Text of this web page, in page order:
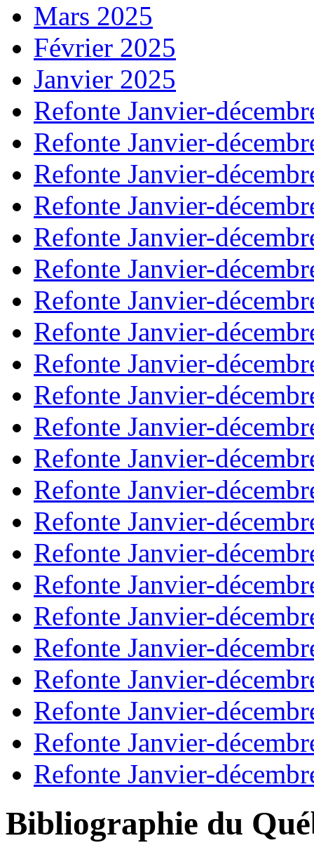
Mars 2025
Février 2025
Janvier 2025
Refonte Janvier-
Refonte Janvier-
Refonte Janvier-
Refonte Janvier-
Refonte Janvier-
Refonte Janvier-
Refonte Janvier-
Refonte Janvier-
Refonte Janvier-
Refonte Janvier-
Refonte Janvier-
Refonte Janvier-
Refonte Janvier-
Refonte Janvier-
Refonte Janvier-
Refonte Janvier-
Refonte Janvier-
Refonte Janvier-
Refonte Janvier-
Refonte Janvier-
Refonte Janvier-
Refonte Janvier-
Bibliographie du